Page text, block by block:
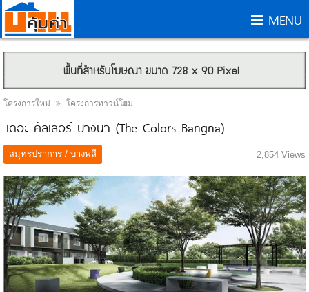
MENU
โครงการใหม่ โครงการทาวน์โฮม
เดอะ คัลเลอร์ บางนา (The Colors Bangna)
สมุทรปราการ / บางพลี 2,854 Views